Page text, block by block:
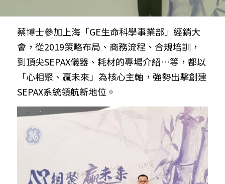
活動集錦
運動賽事
歷年新聞
合作計畫
專業證書
保養系列
防蚊產品
醫美產品
牙科產品
骨科產品
外科產品
血球細胞分離機
聯絡潤霈
搜索
蔡博士參加上海「GE生命科學事業部」經銷大
會，從2019策略布局、商務流程、合規培訓，
到頂尖SEPAX儀器、耗材的專場介紹…等，都以
「心相聚、贏未來」為核心主軸，強勢出擊創建
SEPAX系統領航新地位。